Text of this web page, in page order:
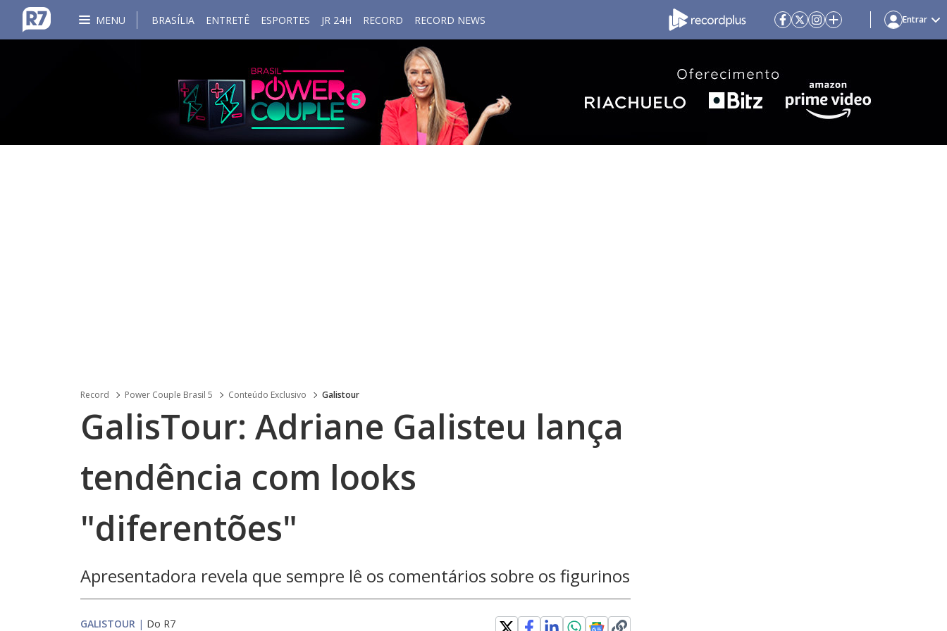
MENU BRASÍLIA ENTRETÊ ESPORTES JR 24H RECORD RECORD NEWS Entrar
Record Power Couple Brasil 5 Conteúdo Exclusivo Galistour
GalisTour: Adriane Galisteu lança
tendência com looks
"diferentões"
Apresentadora revela que sempre lê os comentários sobre os figurinos
GALISTOUR | Do R7